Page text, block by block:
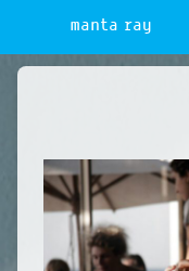
manta ray